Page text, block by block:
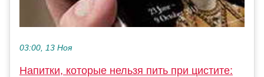
03:00, 13 Ноя
Напитки, которые нельзя пить при цистите: